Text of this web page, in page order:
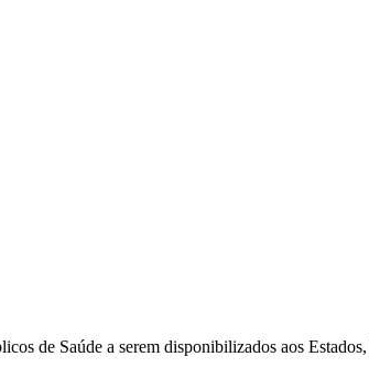
de Saúde a serem disponibilizados aos